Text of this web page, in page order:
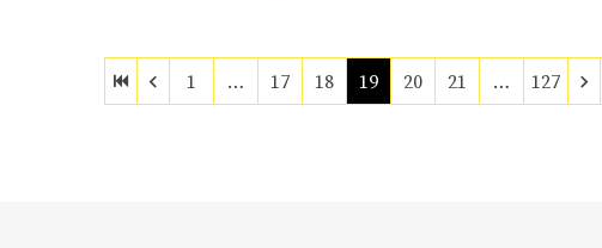
1 … 17 18 19 20 21 … 127